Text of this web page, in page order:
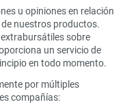
u opiniones en relación
nuestros productos.
sobre
un servicio de
en todo momento.
por múltiples
compañías: